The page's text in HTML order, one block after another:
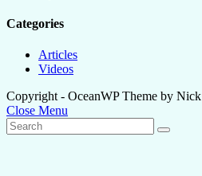
Categories
Articles
Videos
Copyright - OceanWP Theme by Nick
Close Menu